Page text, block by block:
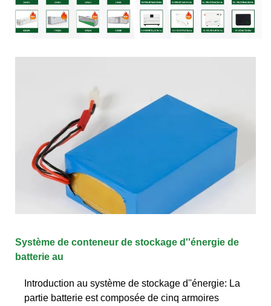
Système de conteneur de stockage d''énergie de
batterie au
Introduction au système de stockage d''énergie: La
partie batterie est composée de cinq armoires